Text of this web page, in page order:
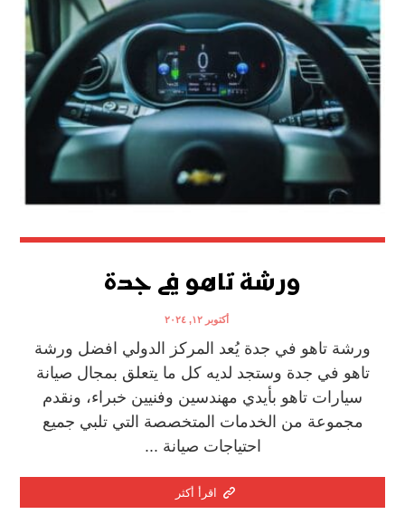
ورشة تاهو في جدة
أكتوبر ١٢, ٢٠٢٤
ورشة تاهو في جدة يُعد المركز الدولي افضل ورشة
تاهو في جدة وستجد لديه كل ما يتعلق بمجال صيانة
سيارات تاهو بأيدي مهندسين وفنيين خبراء، ونقدم
مجموعة من الخدمات المتخصصة التي تلبي جميع
احتياجات صيانة ...
اقرأ أكثر